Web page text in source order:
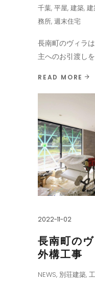
千葉, 平屋, 建築, 建
務所, 週末住宅
長南町のヴィラ
主へのお引渡し
READ MORE
2022-11-02
長南町の
外構工事
NEWS, 別荘建築,